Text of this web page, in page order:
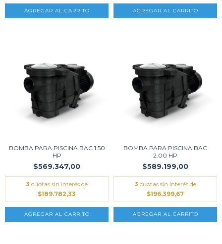
BOMBA PARA PISCINA BAC 1.50
HP
$569.347,00
3 cuotas sin interés de
$189.782,33
BOMBA PARA PISCINA BAC
2.00 HP
$589.199,00
3 cuotas sin interés de
$196.399,67